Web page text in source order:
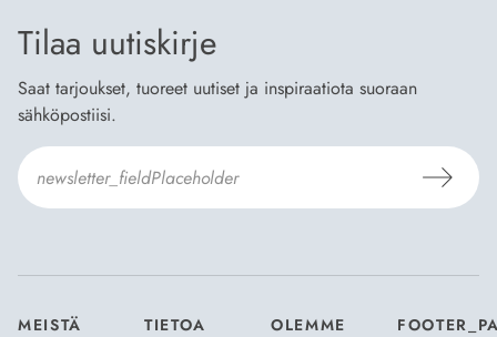
Tilaa uutiskirje
Saat tarjoukset, tuoreet uutiset ja inspiraatiota suoraan
sähköpostiisi.
MEISTÄ
TIETOA
OLEMME